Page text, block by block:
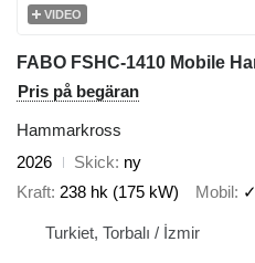
VIDEO
FABO FSHC-1410 Mobile
Pris på begäran
Hammarkross
2026
Skick ny
Kraft 238 hk (175 kW) Mobil ✓
Turkiet, Torbalı / İzmir